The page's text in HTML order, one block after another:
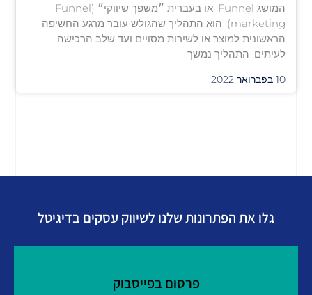
המושג Funnel, או בעברית ״משפך שיווקי״ (Funnel
marketing), הוא התהליך שהגולש עובר מרגע החשיפה
הראשונית למוצר או לשירות מסויים ועד שלב הרכישה.
לעיתים, התהליך נמשך
10 בפברואר 2022
גלו את הפתרונות שלנו לשיווק עסקים בדיגיטל
פרסום בפייסבוק